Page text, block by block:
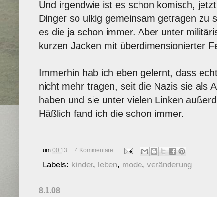
Und irgendwie ist es schon komisch,
Dinger so ulkig gemeinsam getragen zu
es die ja schon immer. Aber unter
kurzen Jacken mit überdimensionierter
Immerhin hab ich eben gelernt, dass
nicht mehr tragen, seit die Nazis sie als
haben und sie unter vielen Linken
Häßlich fand ich die schon immer.
um 00:13 4 Kommentare:
Labels: kinder, leben, mode, veränderung
8.1.08